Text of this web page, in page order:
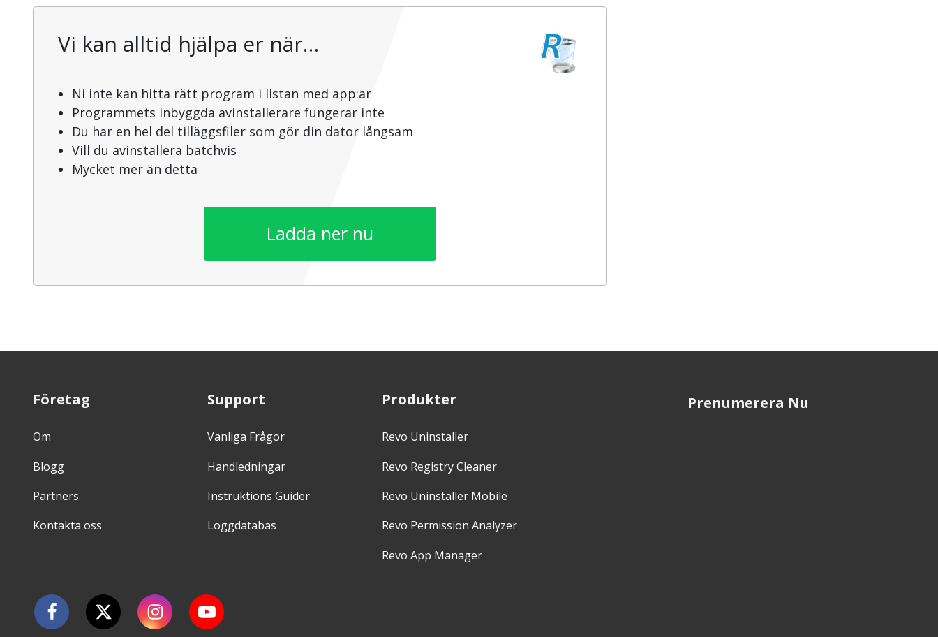
Vi kan alltid hjälpa er när…
Ni inte kan hitta rätt program i listan med app:ar
Programmets inbyggda avinstallerare fungerar inte
Du har en hel del tilläggsfiler som gör din dator långsam
Vill du avinstallera batchvis
Mycket mer än detta
Ladda ner nu
Företag
Om
Blogg
Partners
Kontakta oss
Support
Vanliga Frågor
Handledningar
Instruktions Guider
Loggdatabas
Produkter
Revo Uninstaller
Revo Registry Cleaner
Revo Uninstaller Mobile
Revo Permission Analyzer
Revo App Manager
Prenumerera Nu